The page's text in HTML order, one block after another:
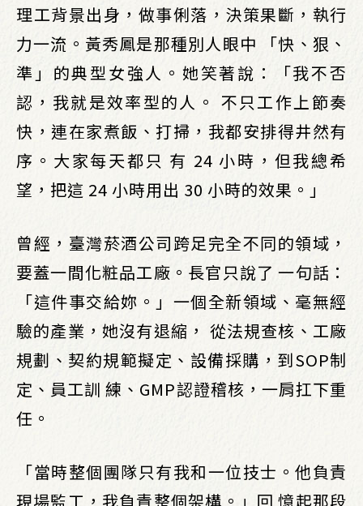
理工背景出身，做事俐落，決策果斷，執行
力一流。黃秀鳳是那種別人眼中 「快、狠、
準」的典型女強人。她笑著說：「我不否
認，我就是效率型的人。 不只工作上節奏
快，連在家煮飯、打掃，我都安排得井然有
序。大家每天都只 有 24 小時，但我總希
望，把這 24 小時用出 30 小時的效果。」
曾經，臺灣菸酒公司跨足完全不同的領域，
要蓋一間化粧品工廠。長官只說了 一句話：
「這件事交給妳。」一個全新領域、毫無經
驗的產業，她沒有退縮， 從法規查核、工廠
規劃、契約規範擬定、設備採購，到SOP制
定、員工訓 練、GMP認證稽核，一肩扛下重
任。
「當時整個團隊只有我和一位技士。他負責
現場監工，我負責整個架構。」回 憶起那段